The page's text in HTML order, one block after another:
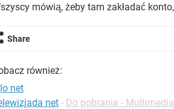
mówią, żeby tam zakładać
Share
również:
net
net - Do pobrania - Multimedia